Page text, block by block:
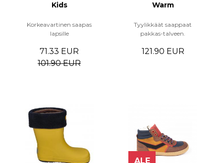
Kids
Korkeavartinen saapas
lapsille
71.33 EUR
101.90 EUR
Warm
Tyylikkäät saappaat
pakkas-talveen.
121.90 EUR
ALE